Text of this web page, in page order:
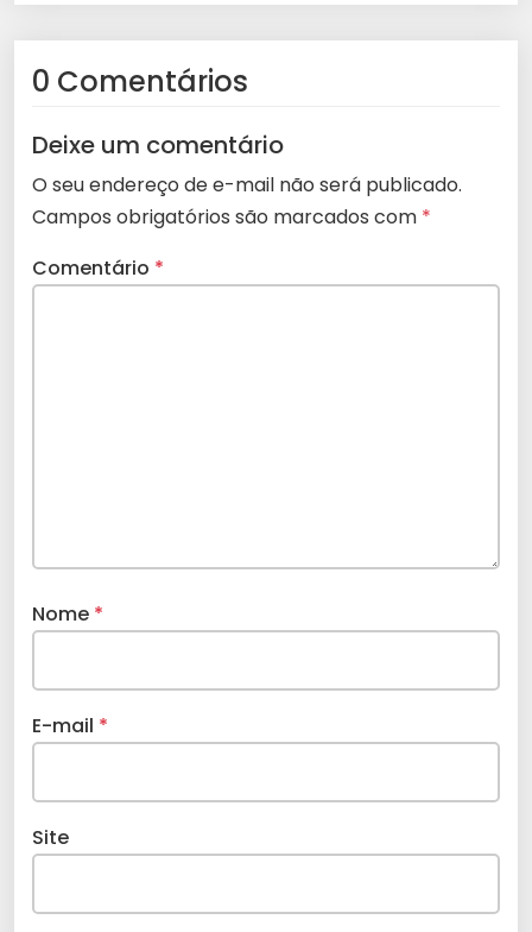
0 Comentários
Deixe um comentário
O seu endereço de e-mail não será publicado.
Campos obrigatórios são marcados com *
Comentário *
Nome *
E-mail *
Site